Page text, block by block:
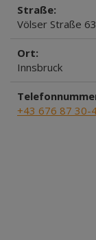
Straße:
Völser Straße 63
Ort:
Innsbruck
+43 676 87 30-